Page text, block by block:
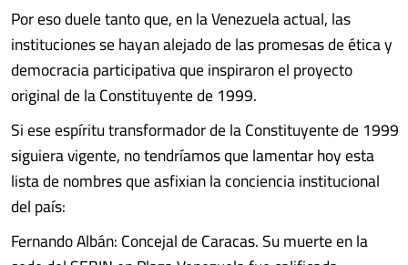
Por eso duele tanto que, en la Venezuela actual, las
instituciones se hayan alejado de las promesas de ética y
democracia participativa que inspiraron el proyecto
original de la Constituyente de 1999.
Si ese espíritu transformador de la Constituyente de 1999
siguiera vigente, no tendríamos que lamentar hoy esta
lista de nombres que asfixian la conciencia institucional
del país:
Fernando Albán: Concejal de Caracas. Su muerte en la